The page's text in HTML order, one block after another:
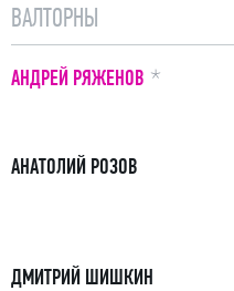
ВАЛТОРНЫ
АНДРЕЙ РЯЖЕНОВ ПРИМЕЧАНИЕ
АНАТОЛИЙ РОЗОВ
ДМИТРИЙ ШИШКИН